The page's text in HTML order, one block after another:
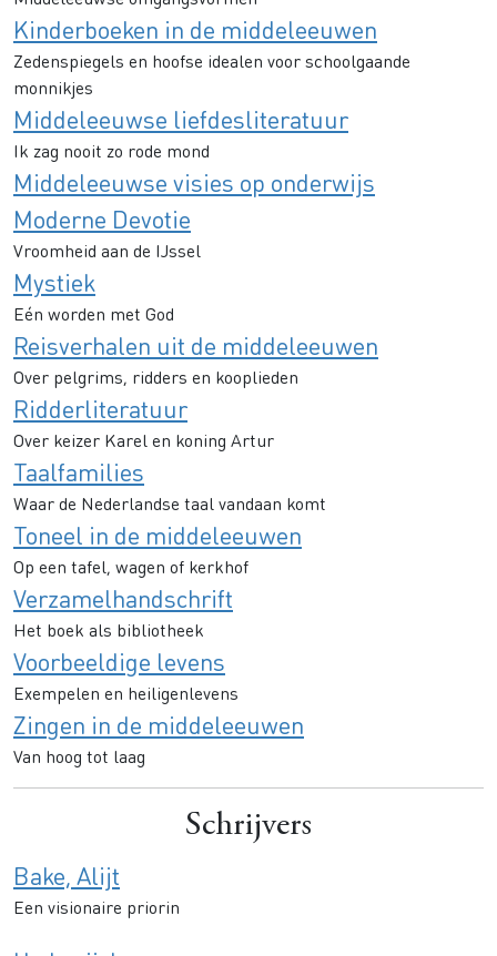
Kinderboeken in de middeleeuwen
Zedenspiegels en hoofse idealen voor schoolgaande
monnikjes
Middeleeuwse liefdesliteratuur
Ik zag nooit zo rode mond
Middeleeuwse visies op onderwijs
Moderne Devotie
Vroomheid aan de IJssel
Mystiek
Eén worden met God
Reisverhalen uit de middeleeuwen
Over pelgrims, ridders en kooplieden
Ridderliteratuur
Over keizer Karel en koning Artur
Taalfamilies
Waar de Nederlandse taal vandaan komt
Toneel in de middeleeuwen
Op een tafel, wagen of kerkhof
Verzamelhandschrift
Het boek als bibliotheek
Voorbeeldige levens
Exempelen en heiligenlevens
Zingen in de middeleeuwen
Van hoog tot laag
Schrijvers
Bake, Alijt
Een visionaire priorin